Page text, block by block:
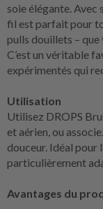
soie élégante.
fil est parfait pour
pulls douillets – que
C’est un véritable
expérimentés qui
Utilisation
Utilisez DROPS
et aérien, ou
douceur. Idéal pour
particulièrement
Avantages du